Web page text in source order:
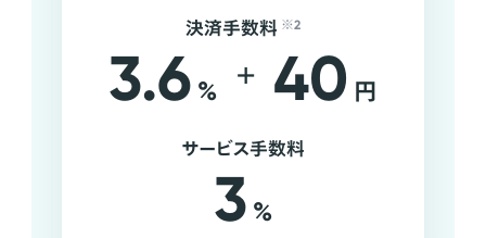
決済手数料 ※2
3.6 % + 40 円
サービス手数料
3 %